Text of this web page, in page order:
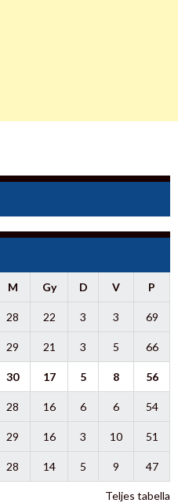
M Gy D V P
28 22 3 3 69
29 21 3 5 66
30 17 5 8 56
28 16 6 6 54
29 16 3 10 51
28 14 5 9 47
Teljes tabella